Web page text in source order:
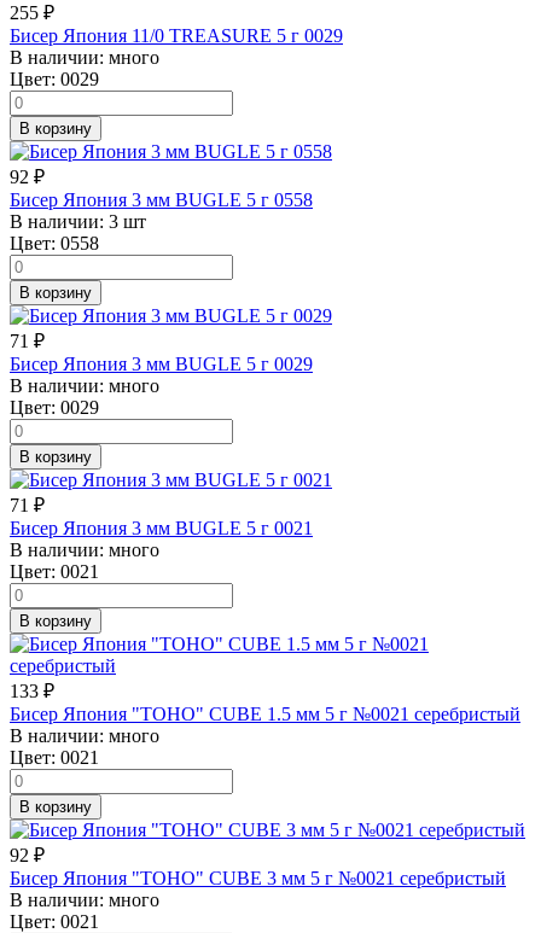
255 ₽
Бисер Япония 11/0 TREASURE 5 г 0029
В наличии: много
Цвет: 0029
В корзину
92 ₽
Бисер Япония 3 мм BUGLE 5 г 0558
В наличии: 3 шт
Цвет: 0558
В корзину
71 ₽
Бисер Япония 3 мм BUGLE 5 г 0029
В наличии: много
Цвет: 0029
В корзину
71 ₽
Бисер Япония 3 мм BUGLE 5 г 0021
В наличии: много
Цвет: 0021
В корзину
133 ₽
Бисер Япония "TOHO" CUBE 1.5 мм 5 г №0021 серебристый
В наличии: много
Цвет: 0021
В корзину
92 ₽
Бисер Япония "TOHO" CUBE 3 мм 5 г №0021 серебристый
В наличии: много
Цвет: 0021